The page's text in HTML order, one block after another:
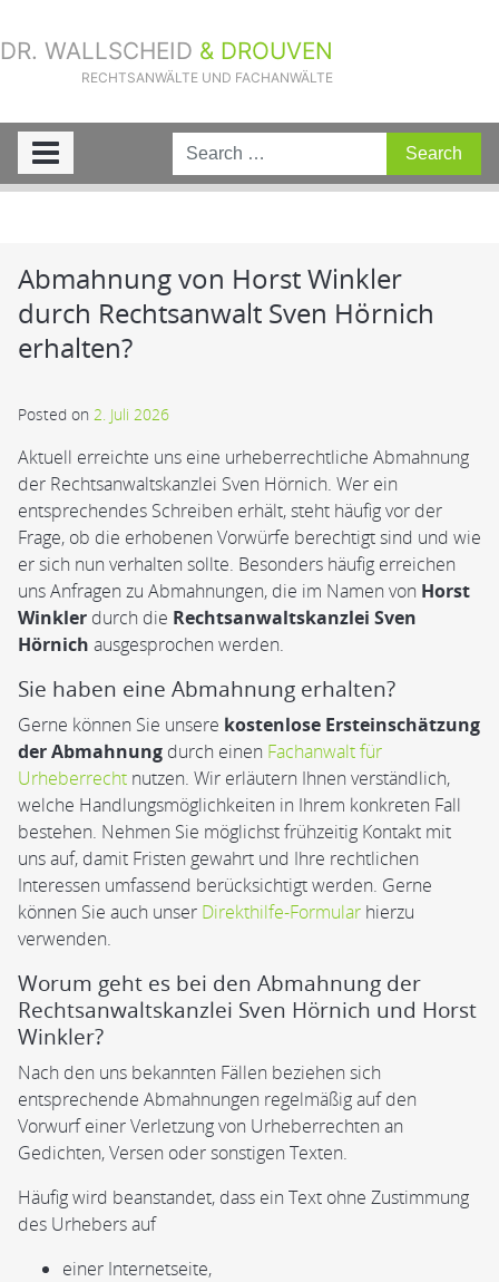
DR. WALLSCHEID & DROUVEN
RECHTSANWÄLTE UND FACHANWÄLTE
Sie sind hier: Aktuelle Fälle»
Abmahnung von Horst Winkler
durch Rechtsanwalt Sven Hörnich erhalten?
Abmahnung von Horst Winkler
durch Rechtsanwalt Sven Hörnich
erhalten?
Posted on 2. Juli 2026
Aktuell erreichte uns eine urheberrechtliche Abmahnung
der Rechtsanwaltskanzlei Sven Hörnich. Wer ein
entsprechendes Schreiben erhält, steht häufig vor der
Frage, ob die erhobenen Vorwürfe berechtigt sind und wie
er sich nun verhalten sollte. Besonders häufig erreichen
uns Anfragen zu Abmahnungen, die im Namen von Horst
Winkler durch die Rechtsanwaltskanzlei Sven
Hörnich ausgesprochen werden.
Sie haben eine Abmahnung erhalten?
Gerne können Sie unsere kostenlose Ersteinschätzung
der Abmahnung durch einen Fachanwalt für
Urheberrecht nutzen. Wir erläutern Ihnen verständlich,
welche Handlungsmöglichkeiten in Ihrem konkreten Fall
bestehen. Nehmen Sie möglichst frühzeitig Kontakt mit
uns auf, damit Fristen gewahrt und Ihre rechtlichen
Interessen umfassend berücksichtigt werden. Gerne
können Sie auch unser Direkthilfe-Formular hierzu
verwenden.
Worum geht es bei den Abmahnung der
Rechtsanwaltskanzlei Sven Hörnich und Horst
Winkler?
Nach den uns bekannten Fällen beziehen sich
entsprechende Abmahnungen regelmäßig auf den
Vorwurf einer Verletzung von Urheberrechten an
Gedichten, Versen oder sonstigen Texten.
Häufig wird beanstandet, dass ein Text ohne Zustimmung
des Urhebers auf
einer Internetseite,